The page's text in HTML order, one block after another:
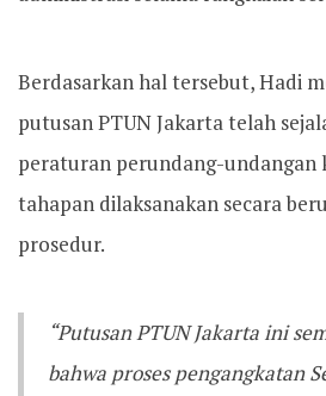
Berdasarkan hal tersebut, Hadi
putusan PTUN Jakarta telah
peraturan perundang-undangan
tahapan dilaksanakan secara
prosedur.
“Putusan PTUN Jakarta ini
bahwa proses pengangkatan